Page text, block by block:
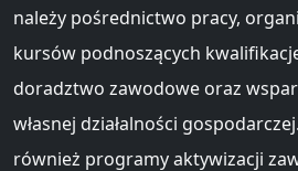
należy pośrednictwo pracy,
kursów podnoszących
doradztwo zawodowe oraz
własnej działalności
również programy aktywizacji